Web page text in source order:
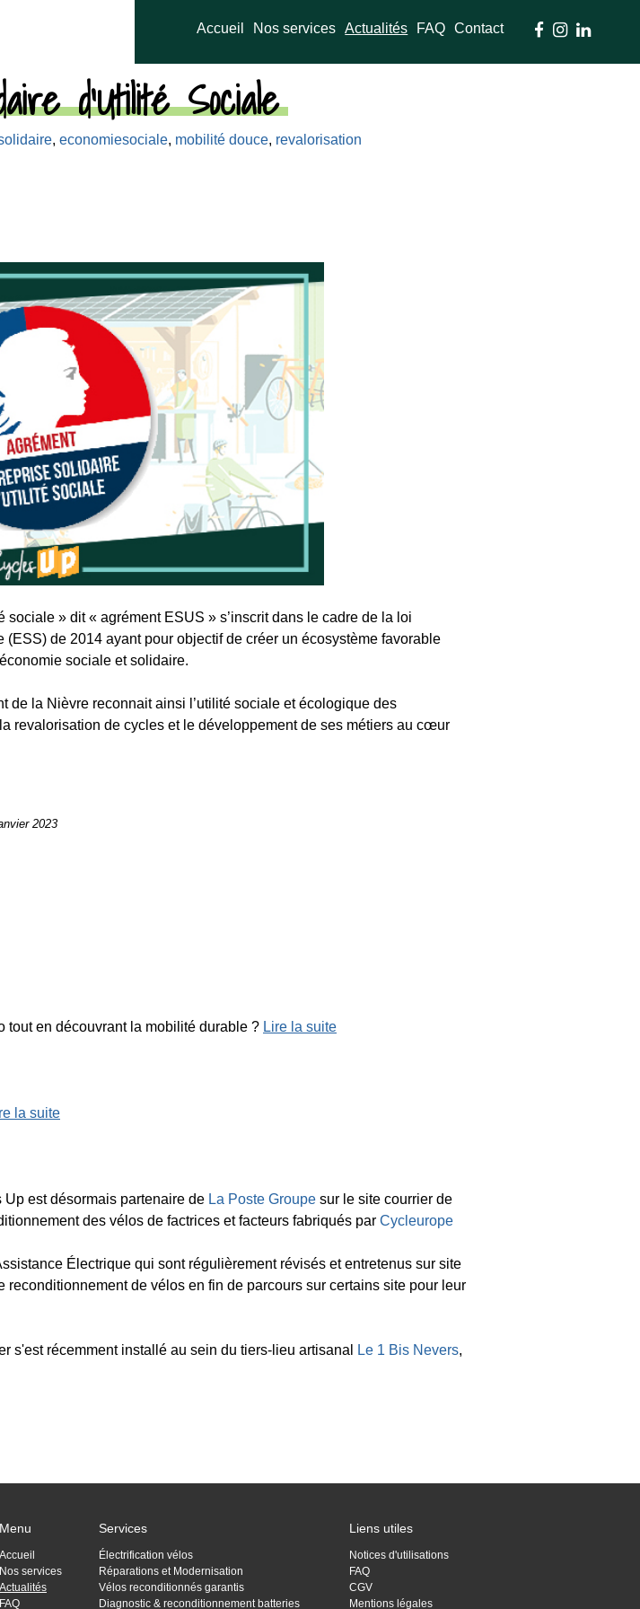
Accueil Nos services Actualités FAQ Contact   
d’Utilité Sociale
, economiesociale, mobilité douce, revalorisation
sociale » dit « agrément ESUS » s’inscrit dans le cadre de la loi
(ESS) de 2014 ayant pour objectif de créer un écosystème favorable
sociale et solidaire.
de la Nièvre reconnait ainsi l’utilité sociale et écologique des
revalorisation de cycles et le développement de ses métiers au cœur
2023
tout en découvrant la mobilité durable ? Lire la suite
la suite
est désormais partenaire de La Poste Groupe sur le site courrier de
des vélos de factrices et facteurs fabriqués par Cycleurope
Électrique qui sont régulièrement révisés et entretenus sur site
de vélos en fin de parcours sur certains site pour leur
s'est récemment installé au sein du tiers-lieu artisanal Le 1 Bis Nevers,
Menu
Accueil
Nos services
Actualités
FAQ
Services
Électrification vélos
Réparations et Modernisation
Vélos reconditionnés garantis
Diagnostic & reconditionnement batteries
Liens utiles
Notices d'utilisations
FAQ
CGV
Mentions légales